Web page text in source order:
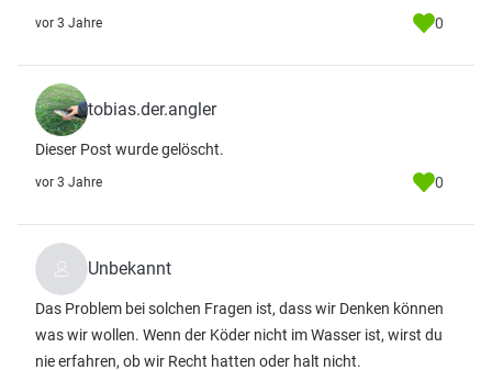
vor 3 Jahre 0
tobias.der.angler
Dieser Post wurde gelöscht.
vor 3 Jahre 0
Unbekannt
Das Problem bei solchen Fragen ist, dass wir Denken können
was wir wollen. Wenn der Köder nicht im Wasser ist, wirst du
nie erfahren, ob wir Recht hatten oder halt nicht.